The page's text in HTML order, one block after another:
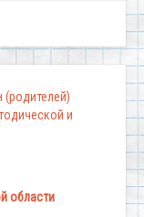
(родителей)
и
области